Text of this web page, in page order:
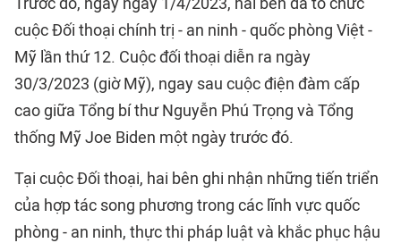
cuộc Đối thoại chính trị - an ninh - quốc phòng Việt -
Mỹ lần thứ 12. Cuộc đối thoại diễn ra ngày
30/3/2023 (giờ Mỹ), ngay sau cuộc điện đàm cấp
cao giữa Tổng bí thư Nguyễn Phú Trọng và Tổng
thống Mỹ Joe Biden một ngày trước đó.
Tại cuộc Đối thoại, hai bên ghi nhận những tiến triển
của hợp tác song phương trong các lĩnh vực quốc
phòng - an ninh, thực thi pháp luật và khắc phục hậu